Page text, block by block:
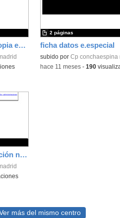
Solicitud y recepción copia examen ficha datos e.especial
subido por Cp conchaespina
2 páginas
-hace 11 meses- 190
Procedimiento reclamación notas finales primaria
más del mismo centro